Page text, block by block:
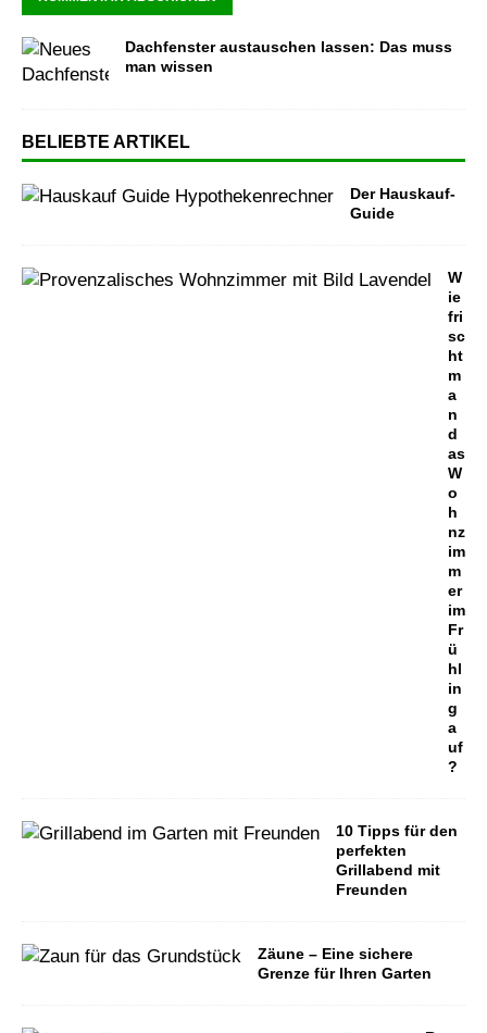
Dachfenster austauschen lassen: Das muss
man wissen
BELIEBTE ARTIKEL
Der Hauskauf-
Guide
W
ie
fri
sc
ht
m
a
n
d
as
W
o
h
nz
im
m
er
im
Fr
ü
hl
in
g
a
uf
?
10 Tipps für den
perfekten
Grillabend mit
Freunden
Zäune – Eine sichere
Grenze für Ihren Garten